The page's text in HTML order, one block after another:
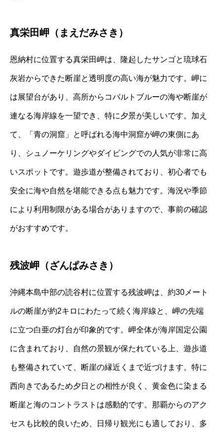
真栄田岬（まえだみさき）
恩納村に位置する真栄田岬は、隆起したサンゴと琉球石
灰岩からできた断崖と透明度の高い海が魅力です。岬に
は展望台があり、高所からコバルトブルーの海や断崖が
連なる海岸線を一望でき、特に夕景が美しいです。加え
て、「青の洞窟」と呼ばれる海中洞窟が岬の東側にあ
り、シュノーケリングやダイビングでの人気が非常に高
いスポットです。遊歩道が整備されており、初心者でも
安全に海や自然を堪能できる点も魅力です。海況や季節
により利用制限がある場合がありますので、事前の確認
がおすすめです。
残波岬（ざんぱみさき）
沖縄本島中部の読谷村に位置する残波岬は、約30メート
ルの断崖が約2キロにわたって続く海岸線と、岬の先端
に立つ白亜の灯台が印象的です。岬全体が海岸国定公園
に含まれており、自然の景観が保たれている上、遊歩道
も整備されていて、断崖の縁近くまで近づけます。特に
西向きであるため夕日との相性が良く、黄金色に染まる
断崖と海のコントラストは感動的です。那覇からのアク
セスも比較的良いため、日帰り観光にも適しており、多